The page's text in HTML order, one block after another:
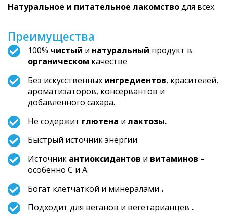
Натуральное и питательное лакомстводля всех.
Преимущества
100% чистый и натуральный продукт в
органическом качестве
Без искусственных ингредиентов, красителей,
ароматизаторов, консервантов и
добавленного сахара.
Не содержит глютена и лактозы.
Быстрый источник энергии
Источник антиоксидантов и витаминов –
особенно С и А.
Богат клетчаткой и минералами .
Подходит для веганов и вегетарианцев .